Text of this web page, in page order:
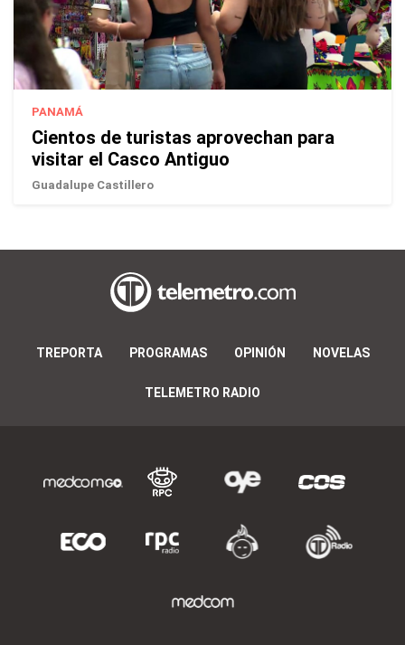
PANAMÁ
Cientos de turistas aprovechan para
visitar el Casco Antiguo
Guadalupe Castillero
TREPORTA PROGRAMAS OPINIÓN NOVELAS
TELEMETRO RADIO